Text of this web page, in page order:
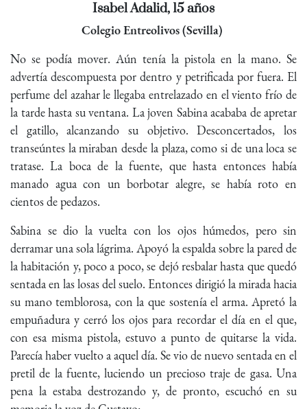
Isabel Adalid, 15 años
Colegio Entreolivos (Sevilla)
No se podía mover. Aún tenía la pistola en la mano. Se
advertía descompuesta por dentro y petrificada por fuera. El
perfume del azahar le llegaba entrelazado en el viento frío de
la tarde hasta su ventana. La joven Sabina acababa de apretar
el gatillo, alcanzando su objetivo. Desconcertados, los
transeúntes la miraban desde la plaza, como si de una loca se
tratase. La boca de la fuente, que hasta entonces había
manado agua con un borbotar alegre, se había roto en
cientos de pedazos.
Sabina se dio la vuelta con los ojos húmedos, pero sin
derramar una sola lágrima. Apoyó la espalda sobre la pared de
la habitación y, poco a poco, se dejó resbalar hasta que quedó
sentada en las losas del suelo. Entonces dirigió la mirada hacia
su mano temblorosa, con la que sostenía el arma. Apretó la
empuñadura y cerró los ojos para recordar el día en el que,
con esa misma pistola, estuvo a punto de quitarse la vida.
Parecía haber vuelto a aquel día. Se vio de nuevo sentada en el
pretil de la fuente, luciendo un precioso traje de gasa. Una
pena la estaba destrozando y, de pronto, escuchó en su